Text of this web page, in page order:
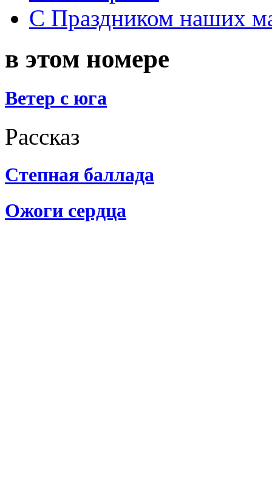
С Праздником наших
в этом номере
Ветер с юга
Рассказ
Степная баллада
Ожоги сердца